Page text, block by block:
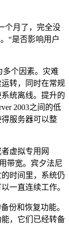
个月了，完全没
“是否影响用户
个因素。灾难
转，同时在常规
统离线。提升的
2003之间的低
服务器可以整
虚拟专用网
带宽。宾夕法尼
时间里，系统仍
一直连续工作。
份和恢复功能。
，它们已经转备